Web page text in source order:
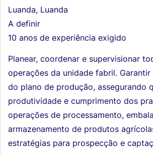
Luanda, Luanda
A definir
10 anos de experiência exigido
Planear, coordenar e supervisionar
operações da unidade fabril.
do plano de produção, assegurando
produtividade e cumprimento dos
operações de processamento,
armazenamento de produtos
estratégias para prospecção e